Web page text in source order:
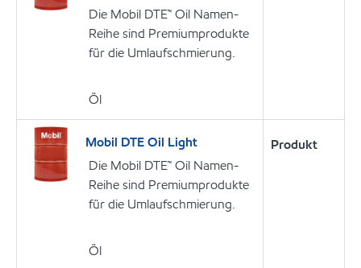
Die Mobil DTE™ Oil Namen-
Reihe sind Premiumprodukte
für die Umlaufschmierung.
Öl
Mobil DTE Oil Light
Die Mobil DTE™ Oil Namen-
Reihe sind Premiumprodukte
für die Umlaufschmierung.
Öl
Produkt